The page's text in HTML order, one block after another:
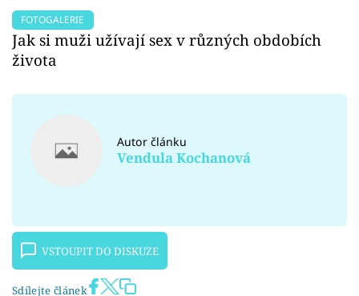
FOTOGALERIE
Jak si muži užívají sex v různých obdobích
života
Autor článku
Vendula Kochanová
VSTOUPIT DO DISKUZE
Sdílejte článek